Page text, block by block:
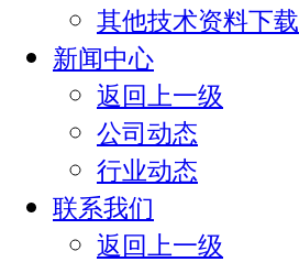
其他技术资料下载
新闻中心
返回上一级
公司动态
行业动态
联系我们
返回上一级